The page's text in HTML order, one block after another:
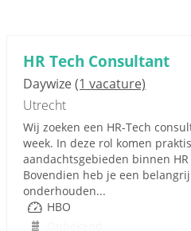
HR Tech Consultant
Daywize(1 vacature)
Utrecht
Wij zoeken een HR-Tech
week. In deze rol komen
aandachtsgebieden binnen
Bovendien heb je een
onderhouden...
HBO